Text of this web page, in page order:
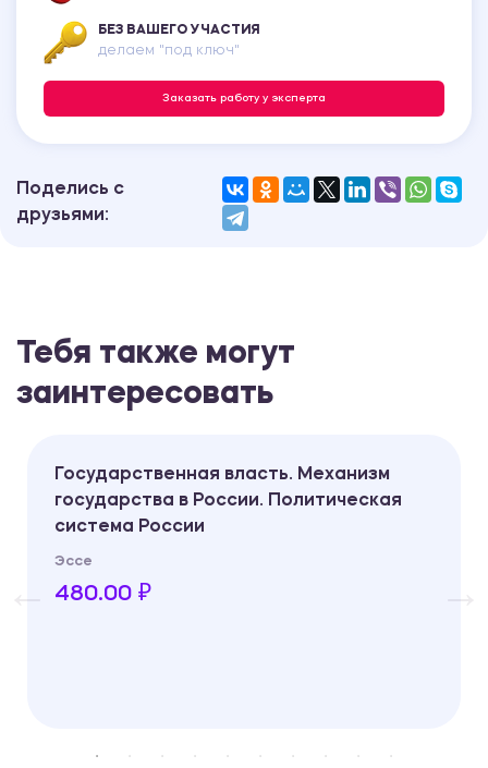
БЕЗ ВАШЕГО УЧАСТИЯ
делаем "под ключ"
Заказать работу у эксперта
Поделись с
друзьями:
Тебя также могут
заинтересовать
Государственная власть. Механизм
государства в России. Политическая
система России
Эссе
480.00 ₽